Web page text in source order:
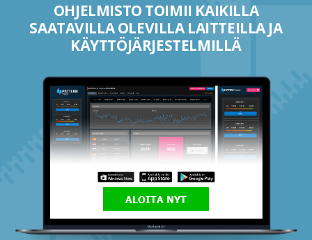
OHJELMISTO TOIMII KAIKILLA
SAATAVILLA OLEVILLA LAITTEILLA JA
KÄYTTÖJÄRJESTELMILLÄ
ALOITA NYT